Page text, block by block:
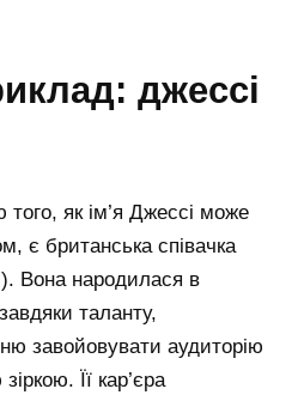
як ім’я Джессі може
є британська співачка
Вона народилася в
таланту,
завойовувати аудиторію
Її кар’єра